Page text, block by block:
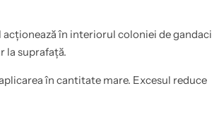
în interiorul coloniei de gandaci
la suprafață.
în cantitate mare. Excesul reduce